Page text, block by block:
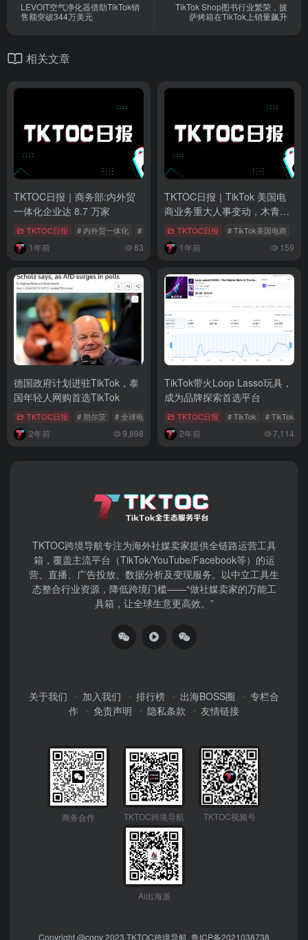
LEVOIT空气净化器借助TikTok销
售额突破344万美元
TikTok Shop图书行业繁荣，披
萨烤箱在TikTok上销量飙升
相关文章
TKTOC日报｜商务部:内外贸
一体化企业达 8.7 万家
TKTOC日报 # 内外贸一体化 # 全球Ai市场 # TikTok
1年前 83
TKTOC日报｜TikTok 美国电
商业务重大人事变动，木青接
管整体运营
TKTOC日报 # TikTok美国电商
1年前 159
德国政府计划进驻TikTok，泰
国年轻人网购首选TikTok
TKTOC日报 # 朔尔茨 # 全球电商物流市场 # AI营销
2年前 9,898
TikTok带火Loop Lasso玩具，
成为品牌探索首选平台
TKTOC日报 # TikTok # TikTok东
2年前 7,114
TKTOC跨境导航​专注为海外社媒卖家提供全链路运营工具
箱，覆盖主流平台（TikTok/YouTube/Facebook等）​的运
营、直播、广告投放、数据分析及变现服务。以中立工具生
态整合行业资源，降低跨境门槛——“做社媒卖家的万能工
具箱，让全球生意更高效。”
关于我们 加入我们 排行榜 出海BOSS圈
专栏合
作
免责声明 隐私条款 友情链接
商务合作 TKTOC跨境导航 TKTOC视频号
Ai出海派
Copyright @copy 2023 TKTOC跨境导航 鲁ICP备2021038738